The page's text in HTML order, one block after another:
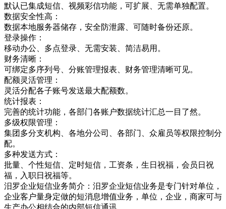
默认已集成短信、视频彩信功能，可扩展、无需单独配置。
数据安全性高：
数据本地服务器储存，安全防泄露、可随时备份还原。
登录操作：
移动办公、多点登录、无需安装、简洁易用。
财务清晰：
可绑定多序列号、分账管理报表、财务管理清晰可见。
配额灵活管理：
灵活分配各子账号发送最大配额数。
统计报表：
完善的统计功能，各部门各账户数据统计汇总一目了然。
多级权限管理：
集团多分支机构、各地分公司、各部门、众雇员等权限控制分
配。
多种发送方式：
批量、个性短信、定时短信，工资条，生日祝福，会员日祝
福，入职日祝福等。
汨罗企业短信业务简介：汨罗企业短信业务是专门针对单位，
企业客户量身定做的短消息增值业务，单位，企业，商家可与
生产办公相结合的内部短信通讯，